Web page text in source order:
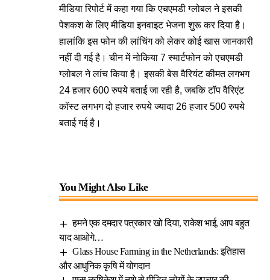
मीडिया रिपोर्ट में कहा गया कि एचएमडी ग्लोबल ने इसकी
पेशकश के लिए मीडिया इनवाइट भेजना शुरू कर दिया है।
हालांकि इस फोन की लांचिंग को लेकर कोई खास जानकारी
नहीं दी गई है। चीन में नोकिया 7 स्मार्टफोन को एचएमडी
ग्लोबल ने लांच किया है। इसकी बेस वैरियंट कीमत लगभग
24 हजार 600 रुपये बताई जा रही है, जबकि टॉप वैरिएंट
कॉस्ट लगभग दो हजार रुपये ज्यादा 26 हजार 500 रुपये
बताई गई है।
You Might Also Like
हमने एक दमदार पत्रकार खो दिया, राकेश भाई, आप बहुत
याद आओगे…
Glass House Farming in the Netherlands: इतिहास
और आधुनिक कृषि में योगदान